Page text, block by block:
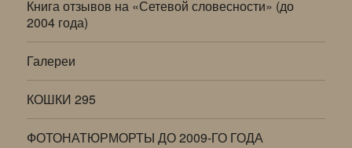
Книга отзывов на «Сетевой словесности» (до
2004 года)
Галереи
КОШКИ 295
ФОТОНАТЮРМОРТЫ ДО 2009-ГО ГОДА